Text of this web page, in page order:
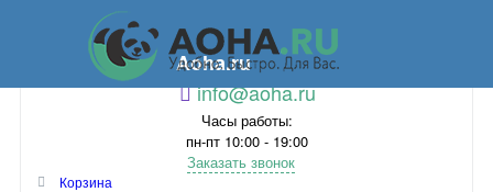
Aoha.ru
info@aoha.ru
Часы работы:
пн-пт 10:00 - 19:00
Заказать звонок
Корзина